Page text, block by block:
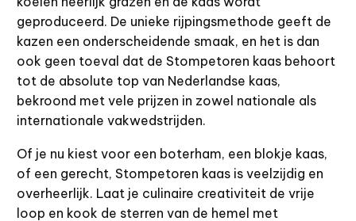
geproduceerd. De unieke rijpingsmethode geeft de
kazen een onderscheidende smaak, en het is dan
ook geen toeval dat de Stompetoren kaas behoort
tot de absolute top van Nederlandse kaas,
bekroond met vele prijzen in zowel nationale als
internationale vakwedstrijden.
Of je nu kiest voor een boterham, een blokje kaas,
of een gerecht, Stompetoren kaas is veelzijdig en
overheerlijk. Laat je culinaire creativiteit de vrije
loop en kook de sterren van de hemel met